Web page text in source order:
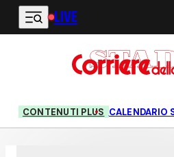
Vai al contenuto principale
LIVE
CONTENUTI PLUS CALENDARIO